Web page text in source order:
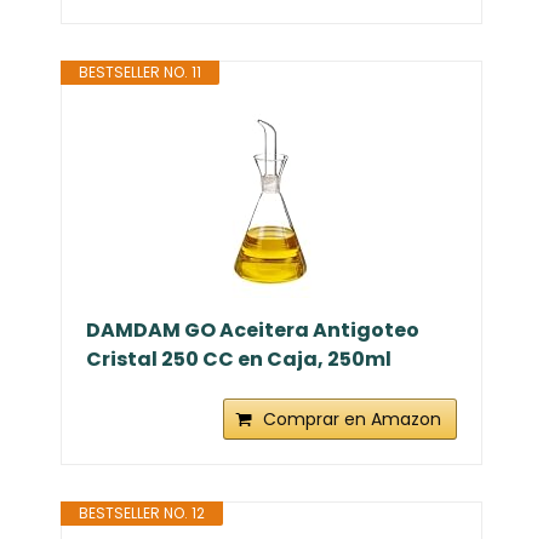
BESTSELLER NO. 11
DAMDAM GO Aceitera Antigoteo
Cristal 250 CC en Caja, 250ml
Comprar en Amazon
BESTSELLER NO. 12